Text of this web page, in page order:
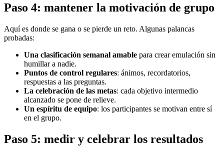
Paso 4: mantener la motivación de grupo
Aquí es donde se gana o se pierde un reto. Algunas palancas
probadas:
Una clasificación semanal amable para crear emulación sin
humillar a nadie.
Puntos de control regulares: ánimos, recordatorios,
respuestas a las preguntas.
La celebración de las metas: cada objetivo intermedio
alcanzado se pone de relieve.
Un espíritu de equipo: los participantes se motivan entre sí
en el grupo.
Paso 5: medir y celebrar los resultados